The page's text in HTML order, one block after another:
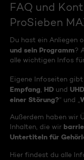
FAQ und
ProSieben
Du hast ein Anliegen
und sein Programm?
alle wichtigen Infos
Eigene Infoseiten gibt
Empfang HD und UHD
einer Störung?“ und „
Außerdem haben wir
Inhalten, die wir
Untertiteln für
Hier findest du alle